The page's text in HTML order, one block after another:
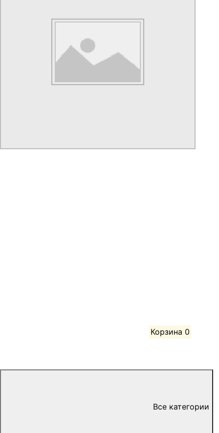
Корзина 0
Все категории